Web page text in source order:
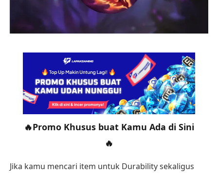
🔥Promo Khusus buat Kamu Ada di Sini
🔥
Jika kamu mencari item untuk Durability sekaligus